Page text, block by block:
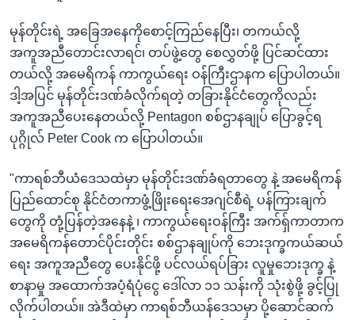
မုန်တိုင်းရဲ့ အခြေအနေကိုစောင့်ကြည်နေပြီး၊ တကယ်လို့
အကူအညီတောင်းလာရင်၊ တပ်ဖွဲ့တွေ စေလွှတ်ဖို့ ပြင်ဆင်ထား
တယ်လို့ အမေရိကန် ကာကွယ်ရေး ဝန်ကြီးဌာနက ပြောပါတယ်။
ဒါ့အပြင် မုန်တိုင်းဒဏ်ခံလိုက်ရတဲ့ တခြားနိုင်ငံတွေကိုလည်း
အကူအညီပေးနေတယ်လို့ Pentagon စစ်ဌာနချုပ် ပြောခွင့်ရ
ပုဂ္ဂိုလ် Peter Cook က ပြောပါတယ်။
"ကာရစ်ဘီယံဒေသထဲမှာ မုန်တိုင်းဒဏ်ခံရတာတွေ နဲ့ အမေရိကန်
ပြည်ထောင်စု နိုင်ငံတကာဖွံ့ဖြိုးရေးအေဂျင်စီရဲ့ ပန်ကြားချက်
တွေကို တုံ့ပြန်တဲ့အနေနဲ့ ၊ ကာကွယ်ရေးဝန်ကြီး အက်ရှ်ကာတာက
အမေရိကန်တောင်ပိုင်းတိုင်း စစ်ဌာနချုပ်ကို ဘေးဒုက္ခကယ်ဆယ်
ရေး အကူအညီတွေ ပေးနိုင်ဖို့ ပင်လယ်ရပ်ခြား လူမှုဘေးဒုက္ခ နဲ့
စာနာမှု အထောက်အပံ့ရံပုံငွေ ဒေါ်လာ ၁၁ သန်းကို သုံးစွဲဖို့ ခွင့်ပြု
လိုက်ပါတယ်။ အဲဒီထဲမှာ ကာရစ်ဘီယန်ဒေသမှာ ပို့ဆောင်ဆက်